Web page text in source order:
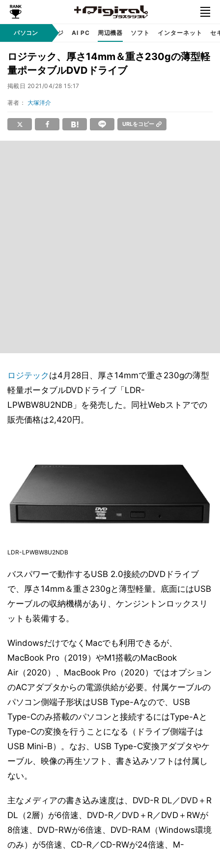
パソコン
自作 / テクノロジ AI PC 周辺機器 ソフト インターネット セ
ロジテック、厚さ14mm＆重さ230gの薄型軽
量ポータブルDVDドライブ
掲載日 2021/04/28 15:17
著者： 大塚洋介
URLをコピー
ロジテック は4月28日、厚さ14mmで重さ230gの薄型
軽量ポータブルDVDドライブ「LDR-
LPWBW8U2NDB」を発売した。同社Webストアでの
販売価格は2,420円。
LDR-LPWBW8U2NDB
バスパワーで動作するUSB 2.0接続のDVDドライブ
で、厚さ14mm＆重さ230gと薄型軽量。底面にはUSB
ケーブルの収納機構があり、ケンジントンロックスリ
ットも装備する。
WindowsだけでなくMacでも利用できるが、
MacBook Pro（2019）やM1搭載のMacBook
Air（2020）、MacBook Pro（2020）ではオプション
のACアダプタからの電源供給が必要。付属ケーブルの
パソコン側端子形状はUSB Type-Aなので、USB
Type-Cのみ搭載のパソコンと接続するにはType-Aと
Type-Cの変換を行うことになる（ドライブ側端子は
USB Mini-B）。なお、USB Type-C変換アダプタやケ
ーブル、映像の再生ソフト、書き込みソフトは付属し
ない。
主なメディアの書き込み速度は、DVD-R DL／DVD＋R
DL（2層）が6倍速、DVD-R／DVD＋R／DVD＋RWが
8倍速、DVD-RWが6倍速、DVD-RAM（Windows環境
のみ）が5倍速、CD-R／CD-RWが24倍速、M-